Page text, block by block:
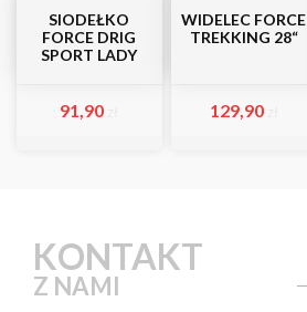
SIODEŁKO
FORCE DRIG
SPORT LADY
91,90
WIDELEC FORCE
TREKKING 28“
129,90
KONTAKT
Z NAMI